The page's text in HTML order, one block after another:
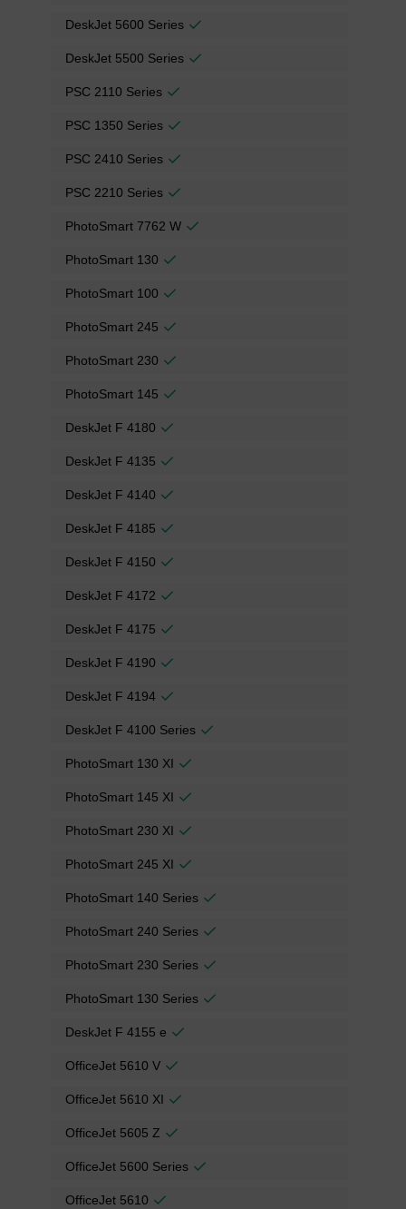
DeskJet 5600 Series
DeskJet 5500 Series
PSC 2110 Series
PSC 1350 Series
PSC 2410 Series
PSC 2210 Series
PhotoSmart 7762 W
PhotoSmart 130
PhotoSmart 100
PhotoSmart 245
PhotoSmart 230
PhotoSmart 145
DeskJet F 4180
DeskJet F 4135
DeskJet F 4140
DeskJet F 4185
DeskJet F 4150
DeskJet F 4172
DeskJet F 4175
DeskJet F 4190
DeskJet F 4194
DeskJet F 4100 Series
PhotoSmart 130 XI
PhotoSmart 145 XI
PhotoSmart 230 XI
PhotoSmart 245 XI
PhotoSmart 140 Series
PhotoSmart 240 Series
PhotoSmart 230 Series
PhotoSmart 130 Series
DeskJet F 4155 e
OfficeJet 5610 V
OfficeJet 5610 XI
OfficeJet 5605 Z
OfficeJet 5600 Series
OfficeJet 5610